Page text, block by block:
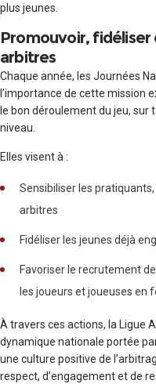
plus jeunes.
Promouvoir, fidéliser
arbitres
Chaque année, les Journées
l’importance de cette mission
le bon déroulement du jeu, sur
niveau.
Elles visent à :
Sensibiliser les
arbitres
Fidéliser les jeunes déjà
Favoriser le recrutement
les joueurs et joueuses en
À travers ces actions, la Ligue
dynamique nationale portée
une culture positive de
respect, d’engagement et de